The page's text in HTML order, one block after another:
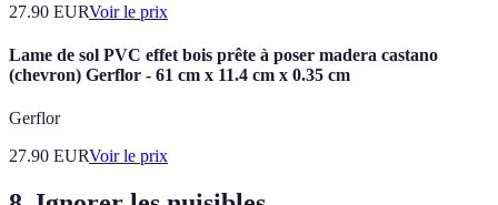
27.90 EURVoir le prix
Lame de sol PVC effet bois prête à poser madera castano
(chevron) Gerflor - 61 cm x 11.4 cm x 0.35 cm
Gerflor
27.90 EURVoir le prix